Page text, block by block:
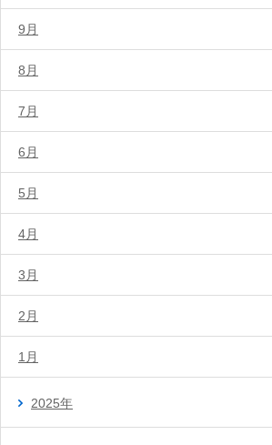
9月
8月
7月
6月
5月
4月
3月
2月
1月
2025年